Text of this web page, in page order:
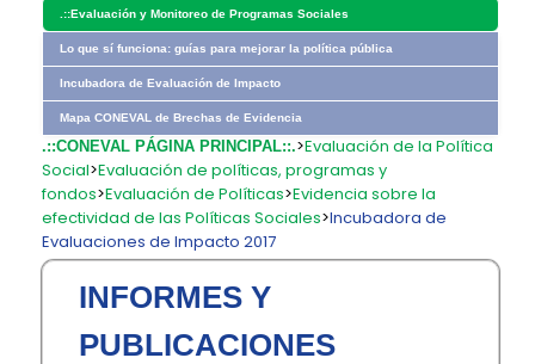
.::Evaluación y Monitoreo de Programas Sociales
Lo que sí funciona: guías para mejorar la política pública
Incubadora de Evaluación de Impacto
Mapa CONEVAL de Brechas de Evidencia
.::CONEVAL PÁGINA PRINCIPAL::.>Evaluación de la Política
Social>Evaluación de políticas, programas y
fondos>Evaluación de Políticas>Evidencia sobre la
efectividad de las Políticas Sociales>Incubadora de
Evaluaciones de Impacto 2017
INFORMES Y
PUBLICACIONES